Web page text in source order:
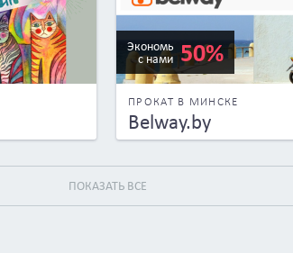
Экономь
с нами 50%
ПРОКАТ В МИНСКЕ
Belway.by
ПОКАЗАТЬ ВСЕ